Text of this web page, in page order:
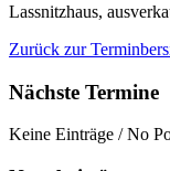
Lassnitzhaus,
Zurück zur
Nächste Termine
Keine Einträge / No